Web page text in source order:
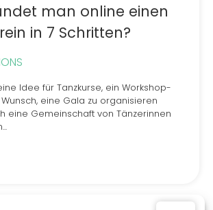
man online einen
in 7 Schritten?
Idee für Tanzkurse, ein Workshop-
Wunsch, eine Gala zu organisieren
eine Gemeinschaft von Tänzerinnen